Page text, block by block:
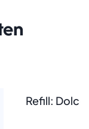
Refill: